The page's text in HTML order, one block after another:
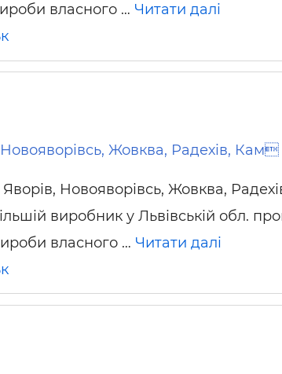
власного … Читати далі
Жовква, Радехів, Кам
Новояворівсь, Жовква,
виробник у Львівській обл.
власного … Читати далі